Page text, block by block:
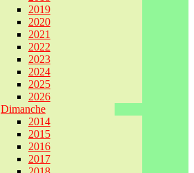
2019
2020
2021
2022
2023
2024
2025
2026
Dimanche
2014
2015
2016
2017